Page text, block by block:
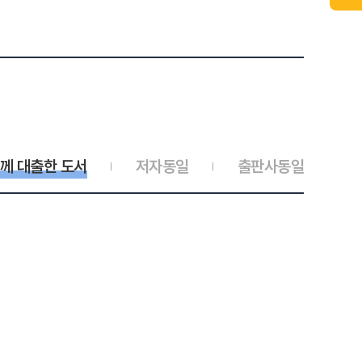
출판사동일
저자동일
대출한 도서